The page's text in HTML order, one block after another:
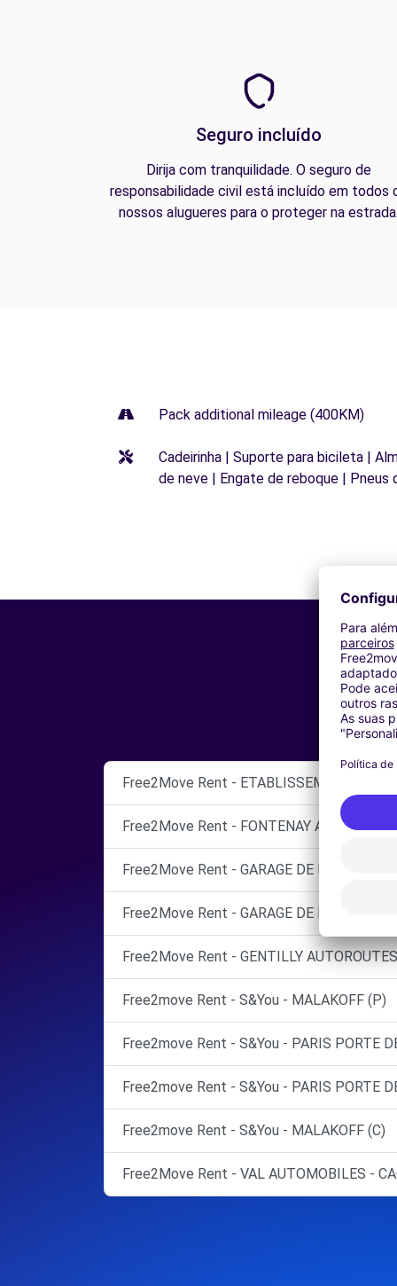
Seguro incluído
Dirija com tranquilidade. O seguro de
responsabilidade civil está incluído em todos
nossos alugueres para o proteger na
Pack additional mileage (400KM)
Cadeirinha | Suporte para bicileta |
de neve | Engate de reboque | Pneus
Free2Move Rent - ETABLISSEMENTS
Free2Move Rent - FONTENAY
Free2Move Rent - GARAGE DE L EGLISE -
Free2Move Rent - GARAGE DE L'ARC EN
Free2Move Rent - GENTILLY
Free2move Rent - S&You - MALAKOFF (P)
Free2move Rent - S&You - PARIS PORTE
Free2move Rent - S&You - PARIS PORTE
Free2move Rent - S&You - MALAKOFF (C)
Free2Move Rent - VAL AUTOMOBILES -